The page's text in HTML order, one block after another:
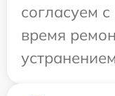
согласуем
время